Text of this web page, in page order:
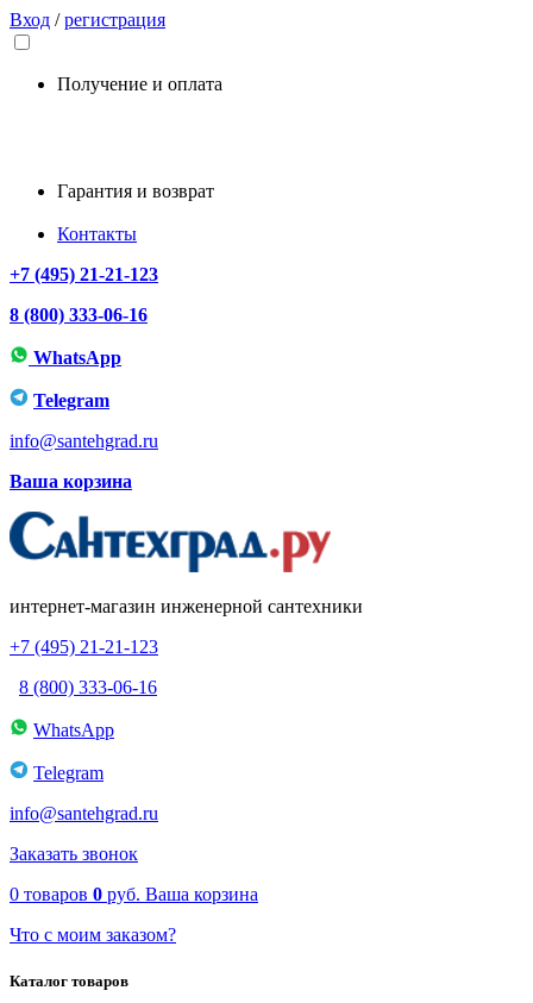
Вход /регистрация
Получение и оплата
Гарантия и возврат
Контакты
+7 (495) 21-21-123
8 (800) 333-06-16
WhatsApp
Telegram
info@santehgrad.ru
Ваша корзина
интернет-магазин инженерной сантехники
+7 (495) 21-21-123
8 (800) 333-06-16
WhatsApp
Telegram
info@santehgrad.ru
Заказать звонок
0 товаров 0 руб. Ваша корзина
Что с моим заказом?
Каталог товаров